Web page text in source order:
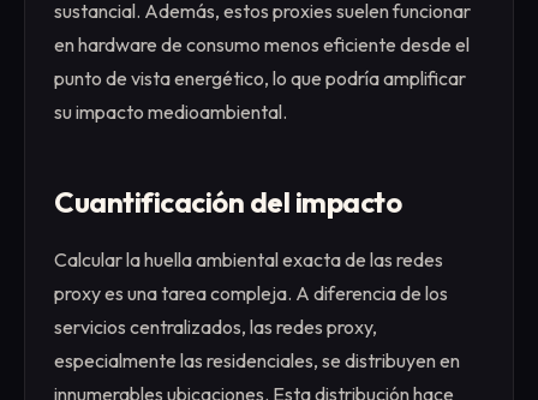
sustancial. Además, estos proxies suelen funcionar
en hardware de consumo menos eficiente desde el
punto de vista energético, lo que podría amplificar
su impacto medioambiental.
Cuantificación del impacto
Calcular la huella ambiental exacta de las redes
proxy es una tarea compleja. A diferencia de los
servicios centralizados, las redes proxy,
especialmente las residenciales, se distribuyen en
innumerables ubicaciones. Esta distribución hace